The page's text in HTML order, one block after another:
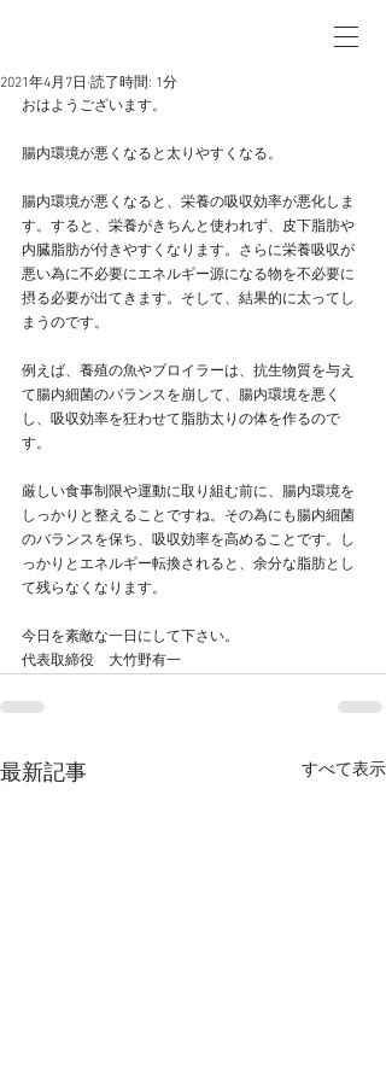
2021年4月7日 読了時間: 1分
おはようございます。
腸内環境が悪くなると太りやすくなる。
腸内環境が悪くなると、栄養の吸収効率が悪化しま
す。すると、栄養がきちんと使われず、皮下脂肪や
内臓脂肪が付きやすくなります。さらに栄養吸収が
悪い為に不必要にエネルギー源になる物を不必要に
摂る必要が出てきます。そして、結果的に太ってし
まうのです。
例えば、養殖の魚やブロイラーは、抗生物質を与え
て腸内細菌のバランスを崩して、腸内環境を悪く
し、吸収効率を狂わせて脂肪太りの体を作るので
す。
厳しい食事制限や運動に取り組む前に、腸内環境を
しっかりと整えることですね。その為にも腸内細菌
のバランスを保ち、吸収効率を高めることです。し
っかりとエネルギー転換されると、余分な脂肪とし
て残らなくなります。
今日を素敵な一日にして下さい。
代表取締役　大竹野有一
最新記事 すべて表示